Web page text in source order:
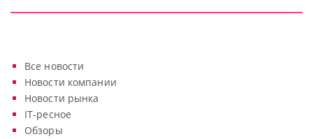
Все новости
Новости компании
Новости рынка
IT-ресное
Обзоры